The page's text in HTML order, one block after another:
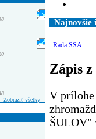
Zobraziť všetky
Najnovšie
Rada SSA:
Zápis
V prílohe
ŠULOV"